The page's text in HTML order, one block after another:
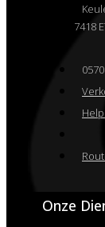
7418
Onze